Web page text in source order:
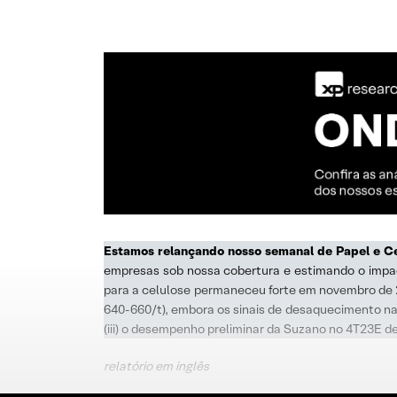
Estamos relançando nosso semanal de Papel e
empresas sob nossa cobertura e estimando o
para a celulose permaneceu forte em novembro
640-660/t), embora os sinais de desaquecimento
(iii) o desempenho preliminar da Suzano no 4T23E
relatório em inglês